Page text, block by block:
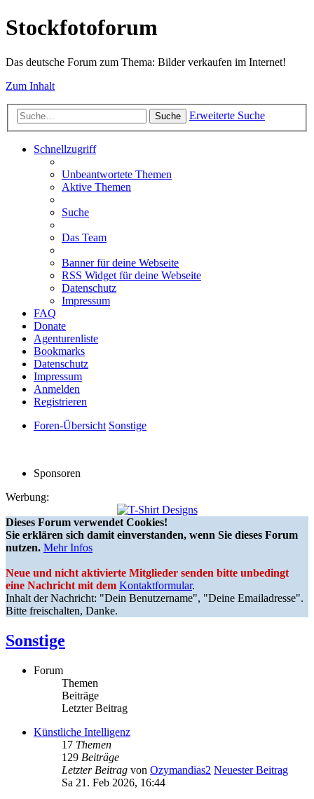
Stockfotoforum
Das deutsche Forum zum Thema: Bilder verkaufen im Internet!
Zum Inhalt
Suche Erweiterte Suche
Schnellzugriff
Unbeantwortete Themen
Aktive Themen
Suche
Das Team
Banner für deine Webseite
RSS Widget für deine Webseite
Datenschutz
Impressum
FAQ
Donate
Agenturenliste
Bookmarks
Datenschutz
Impressum
Anmelden
Registrieren
Foren-Übersicht Sonstige
Sponsoren
Werbung:
Dieses Forum verwendet Cookies!
Sie erklären sich damit einverstanden, wenn Sie dieses Forum
nutzen. Mehr Infos
Neue und nicht aktivierte Mitglieder senden bitte unbedingt
eine Nachricht mit dem Kontaktformular.
Inhalt der Nachricht: "Dein Benutzername", "Deine Emailadresse".
Bitte freischalten, Danke.
Sonstige
Forum
Themen
Beiträge
Letzter Beitrag
Künstliche Intelligenz
17 Themen
129 Beiträge
Letzter Beitrag von Ozymandias2 Neuester Beitrag
Sa 21. Feb 2026, 16:44